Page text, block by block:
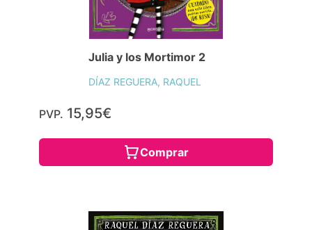
Julia y los Mortimor 2
DÍAZ REGUERA, RAQUEL
PVP. 15,95€
Comprar